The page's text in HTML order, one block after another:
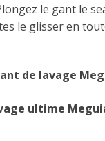
le gant le
le glisser en
de lavage
ultime